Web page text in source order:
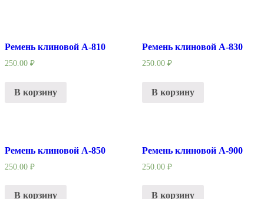
Ремень клиновой А-810
250.00 ₽
В корзину
Ремень клиновой А-830
250.00 ₽
В корзину
Ремень клиновой А-850
250.00 ₽
В корзину
Ремень клиновой А-900
250.00 ₽
В корзину